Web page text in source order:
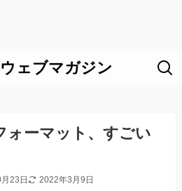
ェブマガジン
ォーマット、すごい
23日 2022年3月9日